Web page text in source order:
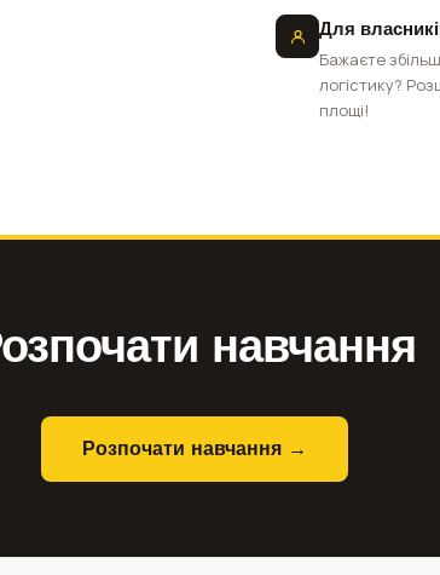
Для
Бажаєте
логістику?
площі!
навчання
Розпочати навчання →